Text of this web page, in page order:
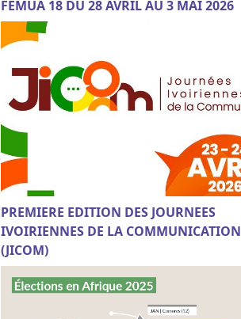
FEMUA 18 DU 28 AVRIL AU 3 MAI 2026
PREMIERE EDITION DES JOURNEES
IVOIRIENNES DE LA COMMUNICATION
(JICOM)